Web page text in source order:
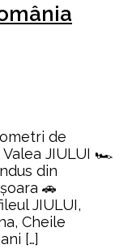
de
Valea JIULUI 🏎️
din
🚗
JIULUI,
Cheile
[…]